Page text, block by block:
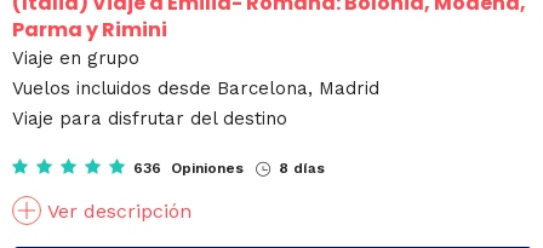
Parma y Rimini
Viaje en grupo
Vuelos incluidos desde Barcelona, Madrid
Viaje para disfrutar del destino
636 Opiniones 8 días
Ver descripción